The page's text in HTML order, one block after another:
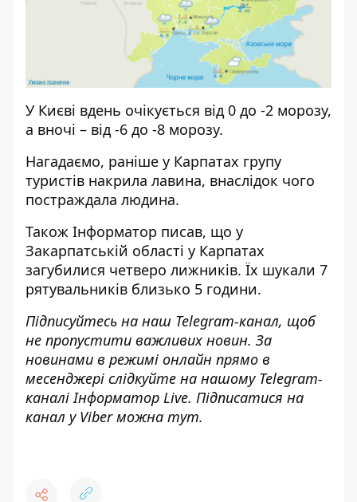
У Києві вдень очікується від 0 до -2 морозу,
а вночі – від -6 до -8 морозу.
Нагадаємо, раніше у Карпатах групу
туристів накрила лавина, внаслідок чого
постраждала людина.
Також Інформатор писав, що у
Закарпатській області у Карпатах
загубилися четверо лижників. Їх шукали 7
рятувальників близько 5 години.
Підписуйтесь на наш Telegram-канал, щоб
не пропустити важливих новин. За
новинами в режимі онлайн прямо в
месенджері слідкуйте на нашому Telegram-
каналіІнформатор Live. Підписатися на
канал у Viber можна тут.